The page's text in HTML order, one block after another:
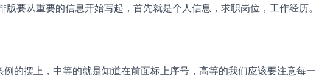
要从重要的信息开始写起，首先就是个人信息，求职岗位，工作经历。